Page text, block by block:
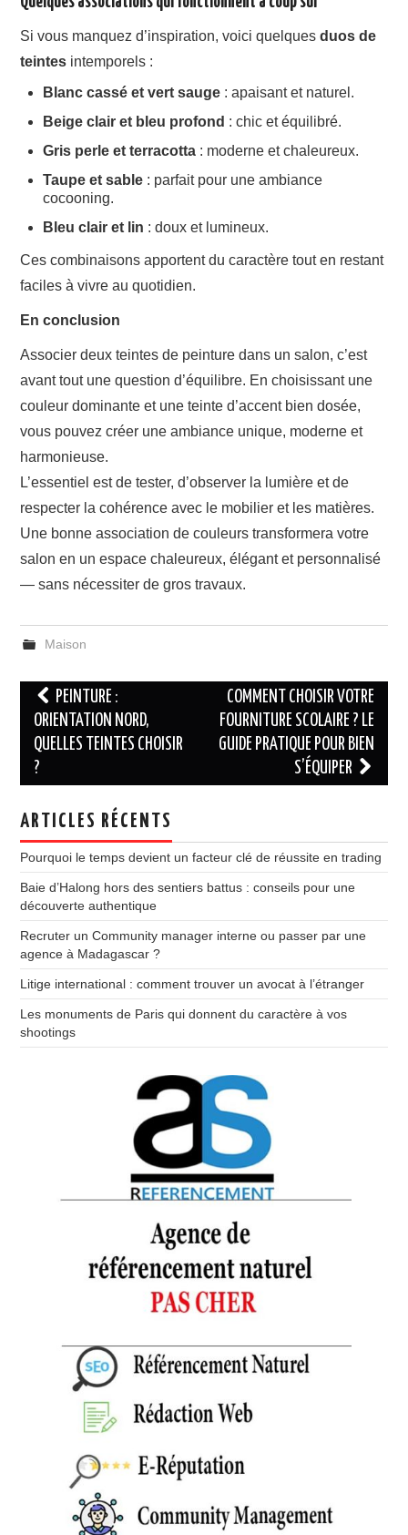
Si vous manquez d’inspiration, voici quelquesduos de
teintes intemporels :
Blanc cassé et vert sauge : apaisant et naturel.
Beige clair et bleu profond : chic et équilibré.
Gris perle et terracotta : moderne et chaleureux.
Taupe et sable : parfait pour une ambiance
cocooning.
Bleu clair et lin : doux et lumineux.
Ces combinaisons apportent du caractère tout en restant
faciles à vivre au quotidien.
En conclusion
Associer deux teintes de peinture dans un salon, c’est
avant tout une question d’équilibre. En choisissant une
couleur dominante et une teinte d’accent bien dosée,
vous pouvez créer une ambiance unique, moderne et
harmonieuse.
L’essentiel est de tester, d’observer la lumière et de
respecter la cohérence avec le mobilier et les matières.
Une bonne association de couleurs transformera votre
salon en un espace chaleureux, élégant et personnalisé
— sans nécessiter de gros travaux.
Maison
Navigation
des
articles
PEINTURE :
ORIENTATION NORD,
QUELLES TEINTES CHOISIR
?
COMMENT CHOISIR VOTRE
FOURNITURE SCOLAIRE ? LE
GUIDE PRATIQUE POUR BIEN
S’ÉQUIPER
ARTICLES RÉCENTS
Pourquoi le temps devient un facteur clé de réussite en trading
Baie d’Halong hors des sentiers battus : conseils pour une
découverte authentique
Recruter un Community manager interne ou passer par une
agence à Madagascar ?
Litige international : comment trouver un avocat à l’étranger
Les monuments de Paris qui donnent du caractère à vos
shootings